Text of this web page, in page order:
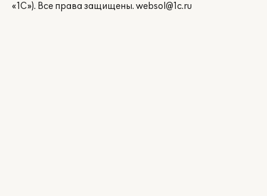
«1С»). Все права защищены. websol@1c.ru